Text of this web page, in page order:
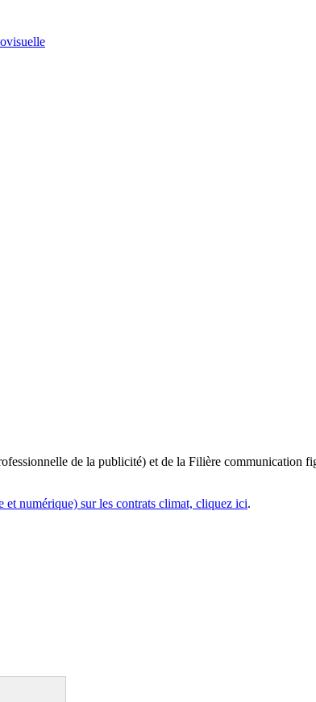
de la publicité) et de la Filière communication
numérique) sur les contrats climat, cliquez ici.